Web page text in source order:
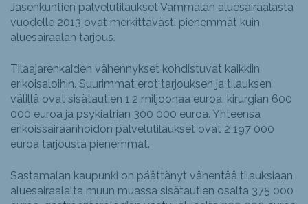
Jäsenkuntien palvelutilaukset Vammalan aluesairaalasta
vuodelle 2013 ovat merkittävästi pienemmät kuin
aluesairaalan tarjous.
Tilaajarenkaiden vähennykset kohdistuvat kaikkiin
erikoisaloihin. Suurimmat erot tarjouksen ja tilauksen
välillä ovat sisätautien 1,2 miljoonaa euroa, kirurgian 600
000 euroa ja psykiatrian 300 000 euroa. Yhteensä
erikoissairaanhoidon palvelutilaukset ovat 2 197 000
euroa tarjousta pienemmät.
Sastamalan kaupunki on päättänyt vähentää tilauksiaan
aluesairaalalta muun muassa sisätautien osalta 375 000